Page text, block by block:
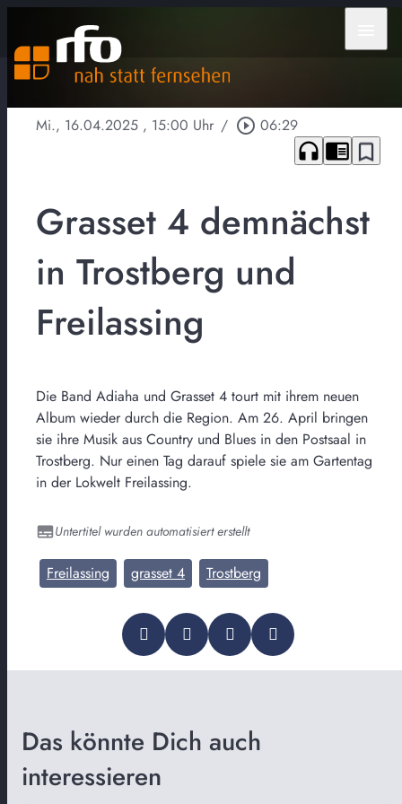
Mi., 16.04.2025 , 15:00 Uhr / play_circle_outline 06:29
headphones chrome_reader_mode bookmark_border
Grasset 4 demnächst
in Trostberg und
Freilassing
Die Band Adiaha und Grasset 4 tourt mit ihrem neuen
Album wieder durch die Region. Am 26. April bringen
sie ihre Musik aus Country und Blues in den Postsaal in
Trostberg. Nur einen Tag darauf spiele sie am Gartentag
in der Lokwelt Freilassing.
Untertitel wurden automatisiert erstellt
Freilassing grasset 4 Trostberg
Das könnte Dich auch
interessieren